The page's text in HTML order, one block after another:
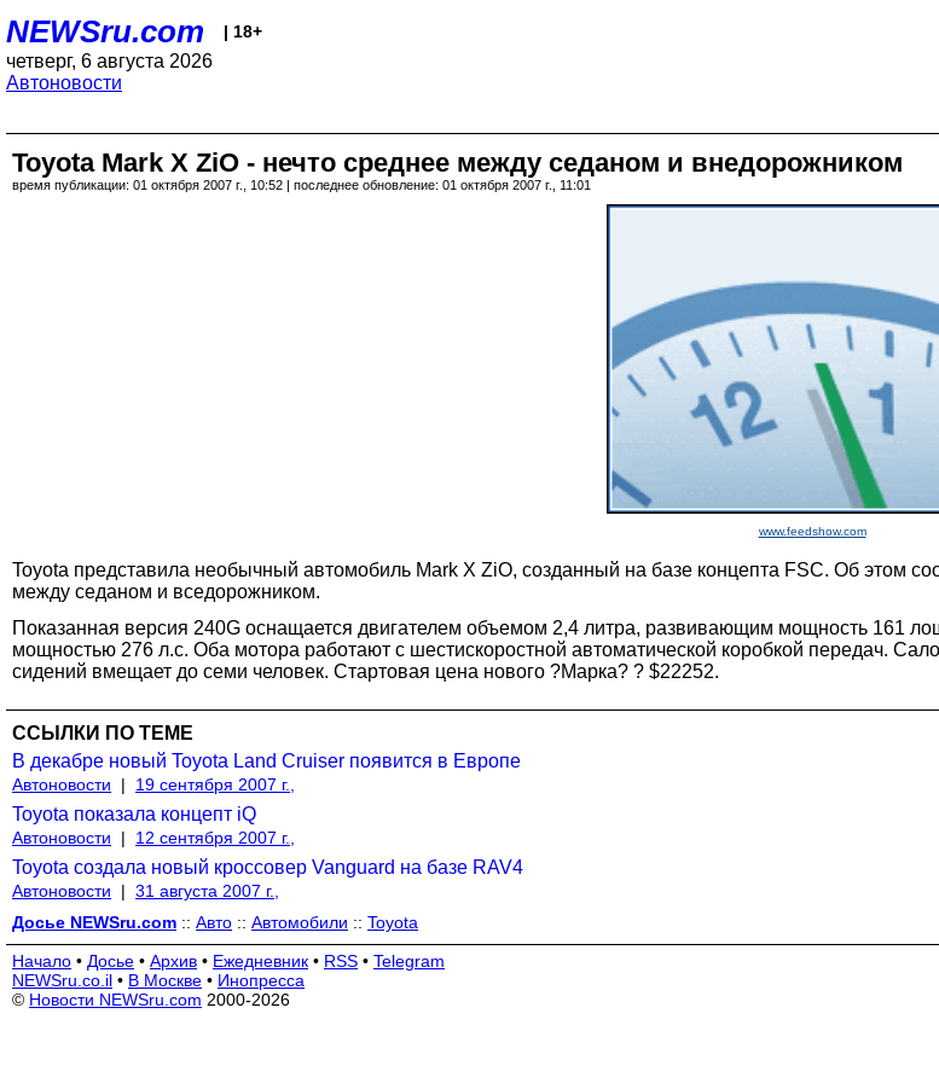
NEWSru.com | 18+
четверг, 6 августа 2026
Автоновости
Toyota Mark X ZiO - нечто среднее между седаном и внедорожником
время публикации: 01 октября 2007 г., 10:52 | последнее обновление: 01 октября 2007 г., 11:01
www.feedshow.com
Toyota представила необычный автомобиль Mark X ZiO, созданный на базе концепта FSC. Об этом
между седаном и вседорожником.
Показанная версия 240G оснащается двигателем объемом 2,4 литра, развивающим мощность 161
мощностью 276 л.с. Оба мотора работают с шестискоростной автоматической коробкой передач.
сидений вмещает до семи человек. Стартовая цена нового ?Марка? ? $22252.
ССЫЛКИ ПО ТЕМЕ
В декабре новый Toyota Land Cruiser появится в Европе
Автоновости | 19 сентября 2007 г.,
Toyota показала концепт iQ
Автоновости | 12 сентября 2007 г.,
Toyota создала новый кроссовер Vanguard на базе RAV4
Автоновости | 31 августа 2007 г.,
Досье NEWSru.com :: Авто :: Автомобили :: Toyota
Начало • Досье • Архив • Ежедневник • RSS • Telegram
NEWSru.co.il • В Москве • Инопресса
© Новости NEWSru.com 2000-2026